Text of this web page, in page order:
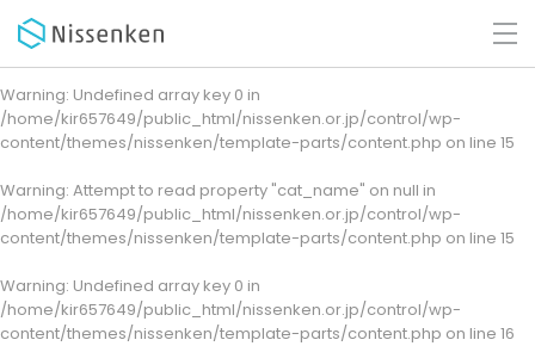
Warning: Undefined array key 0 in
/home/kir657649/public_html/nissenken.or.jp/control/wp-
content/themes/nissenken/template-parts/content.php on line 15
Warning: Attempt to read property "cat_name" on null in
/home/kir657649/public_html/nissenken.or.jp/control/wp-
content/themes/nissenken/template-parts/content.php on line 15
Warning: Undefined array key 0 in
/home/kir657649/public_html/nissenken.or.jp/control/wp-
content/themes/nissenken/template-parts/content.php on line 16